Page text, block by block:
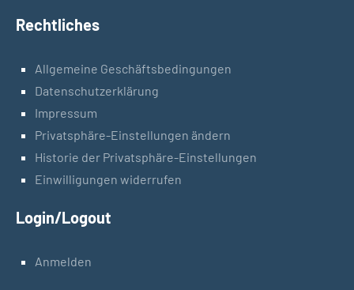
Rechtliches
Allgemeine Geschäftsbedingungen
Datenschutzerklärung
Impressum
Privatsphäre-Einstellungen ändern
Historie der Privatsphäre-Einstellungen
Einwilligungen widerrufen
Login/Logout
Anmelden